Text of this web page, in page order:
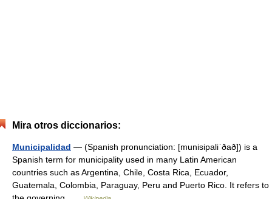
Mira otros diccionarios:
Municipalidad — (Spanish pronunciation: [munisipaliˈðað]) is a
Spanish term for municipality used in many Latin American
countries such as Argentina, Chile, Costa Rica, Ecuador,
Guatemala, Colombia, Paraguay, Peru and Puerto Rico. It refers to